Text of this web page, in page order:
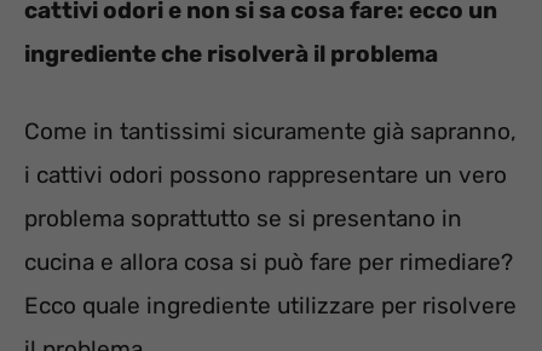
cattivi odori e non si sa cosa fare: ecco un
ingrediente che risolverà il problema
Come in tantissimi sicuramente già sapranno,
i cattivi odori possono rappresentare un vero
problema soprattutto se si presentano in
cucina e allora cosa si può fare per rimediare?
Ecco quale ingrediente utilizzare per risolvere